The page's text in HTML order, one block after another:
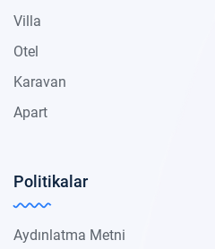
Villa
Otel
Karavan
Apart
Politikalar
Aydınlatma Metni